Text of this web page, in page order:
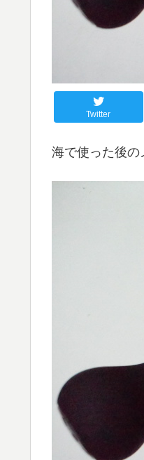
Twitter
海で使った後の